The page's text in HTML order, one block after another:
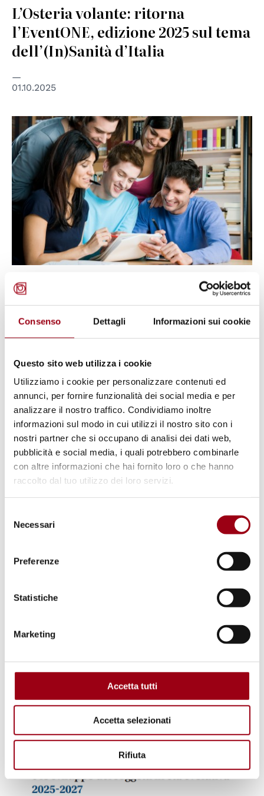
Consenso Dettagli Informazioni sui cookie
Questo sito web utilizza i cookie
Utilizziamo i cookie per personalizzare contenuti ed
annunci, per fornire funzionalità dei social media e per
analizzare il nostro traffico. Condividiamo inoltre
informazioni sul modo in cui utilizzi il nostro sito con i
nostri partner che si occupano di analisi dei dati web,
pubblicità e social media, i quali potrebbero combinarle
con altre informazioni che hai fornito loro o che hanno
raccolto dal tuo utilizzo dei loro servizi.
delNecessari
Preferenze
Statistiche
Marketing
Accetta tutti
Accetta selezionati
Rifiuta
L’Osteria volante: ritorna
l’EventONE, edizione 2025 sul tema
dell’(In)Sanità d’Italia
01.10.2025
© shutterstock unipd
GIOVANI
“DIPENDE!”: Un intervento di
prevenzione delle dipendenze da
sostanze e senza sostanze nelle
scuole secondarie di primo e
secondo grado
26.09.2025
Associazione Antigone: presentato
“L’Emergenza è adesso” - Le
carceri italiane tra
sovraffollamento e diritti negati
© Presidenza del Consiglio dei ministri - Dipartimento
per le politiche della famiglia